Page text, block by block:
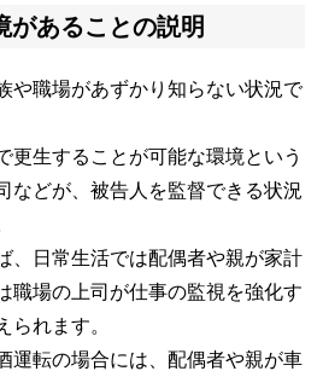
あることの説明
や職場があずかり知らない状況で
更生することが可能な環境という
などが、被告人を監督できる状況
、日常生活では配偶者や親が家計
職場の上司が仕事の監視を強化す
られます。
運転の場合には、配偶者や親が車